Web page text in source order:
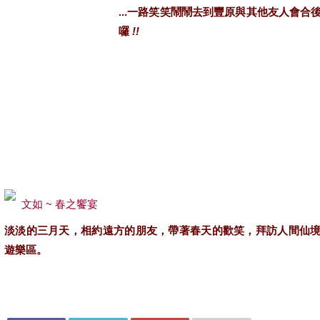
...一路笑笑鬧鬧去到豐原與其他友人會合
囉 !!
文如 ~ 春之饗宴
淡淡的三月天，相約遠方的朋友，帶著春天的歡笑，拜訪人間仙
遊樂區。